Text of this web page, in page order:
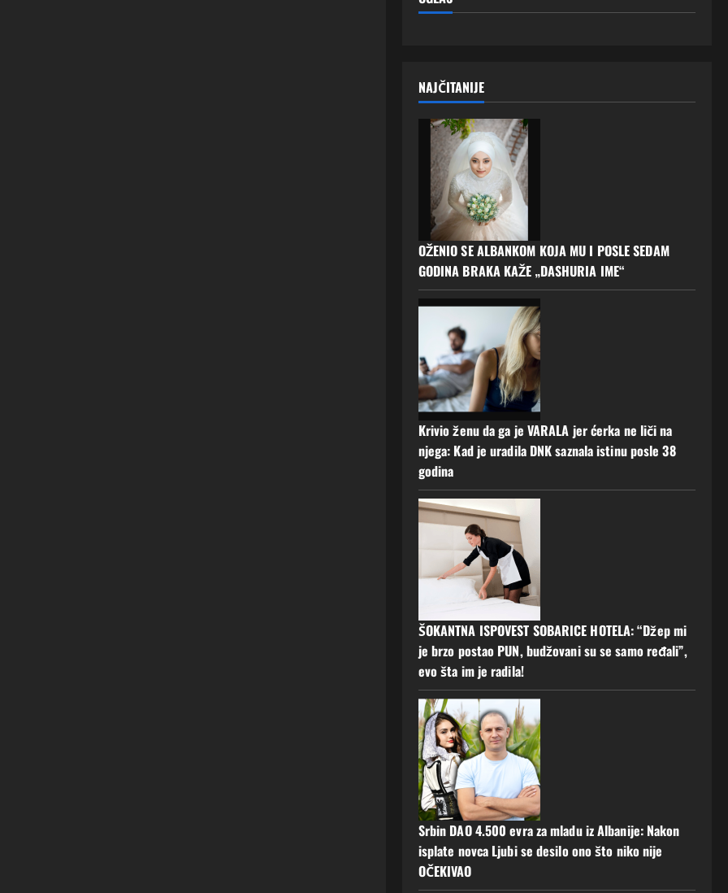
NAJČITANIJE
OŽENIO SE ALBANKOM KOJA MU I POSLE SEDAM
GODINA BRAKA KAŽE „DASHURIA IME“
Krivio ženu da ga je VARALA jer ćerka ne liči na
njega: Kad je uradila DNK saznala istinu posle 38
godina
ŠOKANTNA ISPOVEST SOBARICE HOTELA: “Džep mi
je brzo postao PUN, budžovani su se samo ređali”,
evo šta im je radila!
Srbin DAO 4.500 evra za mladu iz Albanije: Nakon
isplate novca Ljubi se desilo ono što niko nije
OČEKIVAO